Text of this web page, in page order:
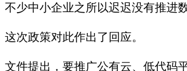
不少中小企业之所以迟迟没有推进
这次政策对此作出了回应。
文件提出，要推广公有云、低代码